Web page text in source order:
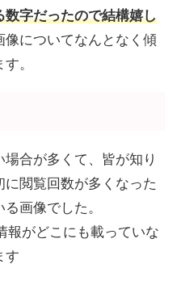
数字だったので結構嬉し
についてなんとなく傾
。
合が多くて、皆が知り
閲覧回数が多くなった
画像でした。
報がどこにも載っていな
す